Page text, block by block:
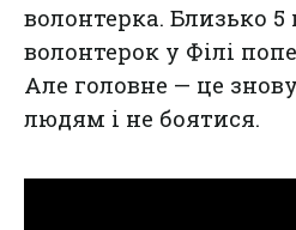
волонтерка. Близько 5
волонтерок у Філі
Але головне — це
людям і не боятися.